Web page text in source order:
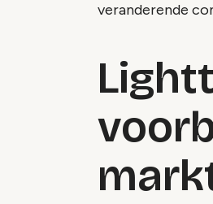
veranderende